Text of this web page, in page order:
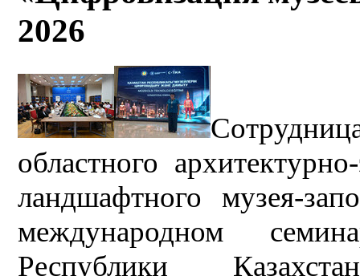
2026
областного
ландшафтного музея-
международном
Республики